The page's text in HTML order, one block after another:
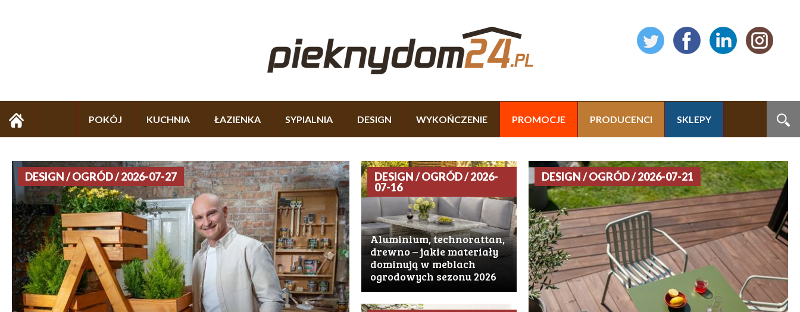
POKÓJ KUCHNIA ŁAZIENKA SYPIALNIA DESIGN WYKOŃCZENIE PROMOCJE PRODUCENCI SKLEPY
DESIGN / OGRÓD / 2026-07-27 DESIGN / OGRÓD / 2026-07-21
DESIGN / OGRÓD / 2026-
07-16
Aluminium, technorattan,
drewno – jakie materiały
dominują w meblach
ogrodowych sezonu 2026